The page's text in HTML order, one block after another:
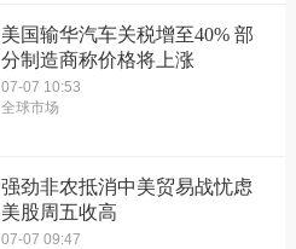
美国输华汽车关税增至40% 部
分制造商称价格将上涨
07-07 10:53
全球市场
强劲非农抵消中美贸易战忧虑
美股周五收高
07-07 09:47